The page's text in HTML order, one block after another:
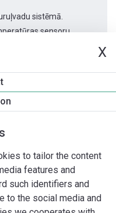
X
to tailor the content
features and
such identifiers and
to the social media and
sistēmā.
sensoru.